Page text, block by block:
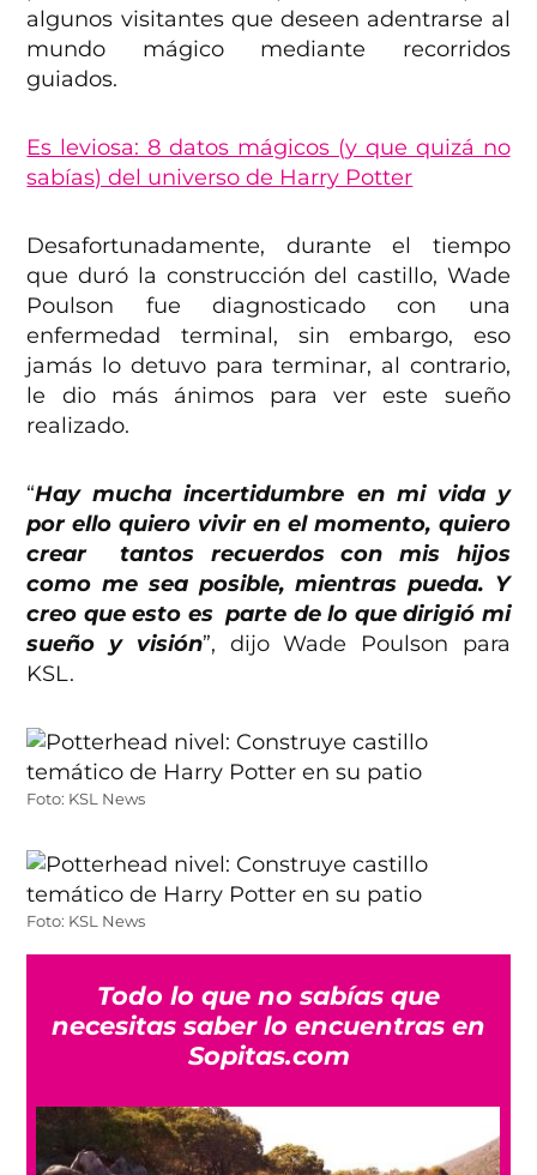
algunos visitantes que deseen adentrarse al
mundo mágico mediante recorridos
guiados.
Es leviosa: 8 datos mágicos (y que quizá no
sabías) del universo de Harry Potter
Desafortunadamente, durante el tiempo
que duró la construcción del castillo, Wade
Poulson fue diagnosticado con una
enfermedad terminal, sin embargo, eso
jamás lo detuvo para terminar, al contrario,
le dio más ánimos para ver este sueño
realizado.
“Hay mucha incertidumbre en mi vida y
por ello quiero vivir en el momento, quiero
crear tantos recuerdos con mis hijos
como me sea posible, mientras pueda. Y
creo que esto es parte de lo que dirigió mi
sueño y visión”, dijoWade Poulson para
KSL.
Foto: KSL News
Foto: KSL News
Todo lo que no sabías que
necesitas saber lo encuentras en
Sopitas.com